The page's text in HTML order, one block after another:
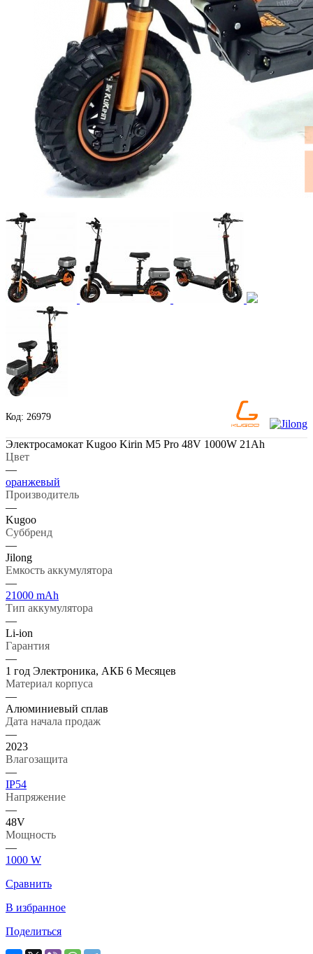
Код: 26979
Электросамокат Kugoo Kirin M5 Pro 48V 1000W 21Ah
Цвет
—
оранжевый
Производитель
—
Kugoo
Суббренд
—
Jilong
Емкость аккумулятора
—
21000 mAh
Тип аккумулятора
—
Li-ion
Гарантия
—
1 год Электроника, АКБ 6 Месяцев
Материал корпуса
—
Алюминиевый сплав
Дата начала продаж
—
2023
Влагозащита
—
IP54
Напряжение
—
48V
Мощность
—
1000 W
Сравнить
В избранное
Поделиться